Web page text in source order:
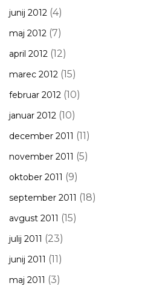
junij 2012 (4)
maj 2012 (7)
april 2012 (12)
marec 2012 (15)
februar 2012 (10)
januar 2012 (10)
december 2011 (11)
november 2011 (5)
oktober 2011 (9)
september 2011 (18)
avgust 2011 (15)
julij 2011 (23)
junij 2011 (11)
maj 2011 (3)